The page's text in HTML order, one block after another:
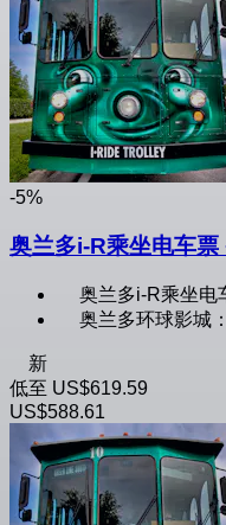
-5%
奥兰多i-R乘坐电车票
奥兰多i-R乘坐电
奥兰多环球影城
新
低至 US$619.59
US$588.61